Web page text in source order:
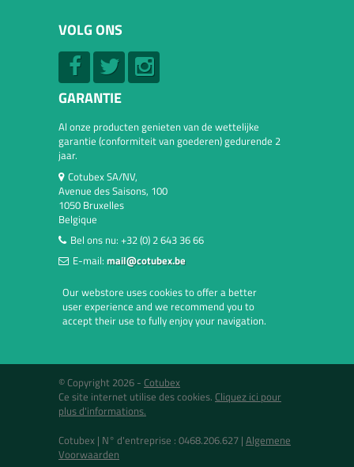
VOLG ONS
GARANTIE
Al onze producten genieten van de wettelijke
garantie (conformiteit van goederen) gedurende 2
jaar.
Cotubex SA/NV,
Avenue des Saisons, 100
1050 Bruxelles
Belgique
Bel ons nu: +32 (0) 2 643 36 66
E-mail: mail@cotubex.be
Our webstore uses cookies to offer a better
user experience and we recommend you to
accept their use to fully enjoy your navigation.
© Copyright 2026 - Cotubex
Ce site internet utilise des cookies. Cliquez ici pour
plus d'informations.
Cotubex | N° d'entreprise : 0468.206.627 | Algemene
Voorwaarden